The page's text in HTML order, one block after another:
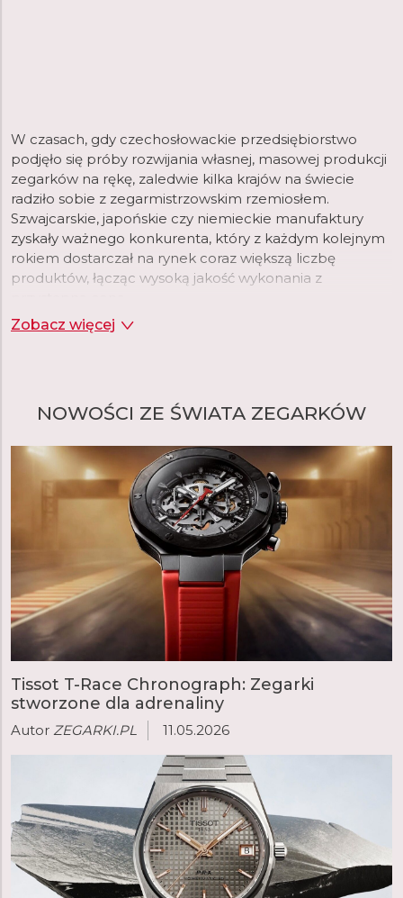
W czasach, gdy czechosłowackie przedsiębiorstwo
podjęło się próby rozwijania własnej, masowej produkcji
zegarków na rękę, zaledwie kilka krajów na świecie
radziło sobie z zegarmistrzowskim rzemiosłem.
Szwajcarskie, japońskie czy niemieckie manufaktury
zyskały ważnego konkurenta, który z każdym kolejnym
rokiem dostarczał na rynek coraz większą liczbę
produktów, łącząc wysoką jakość wykonania z
Do lat 90. ubiegłego wieku, produkowane przez Prim
zagranicznych marek trwał do 2008 roku, kiedy to
hodinarska, która stała się jedną z największych i
najważniejszych manufaktur zegarmistrzowskich w
Europie.
Zobacz więcej
NOWOŚCI ZE ŚWIATA ZEGARKÓW
Tissot T-Race Chronograph: Zegarki
stworzone dla adrenaliny
Autor ZEGARKI.PL 11.05.2026